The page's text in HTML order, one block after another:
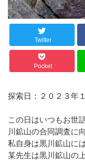
Twitter
Pocket
探索日：２０２３年
この日はいつもお世
川鉱山の合同調査に
私自身は黒川鉱山に
某先生は黒川鉱山の